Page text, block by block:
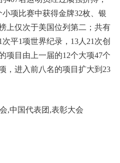
项比赛中获得金牌32枚、银
上仅次于美国位列第二；共有
平1项世界纪录，13人21次创
项目由上一届的12个大项47个
，进入前八名的项目扩大到23
,中国代表团,表彰大会